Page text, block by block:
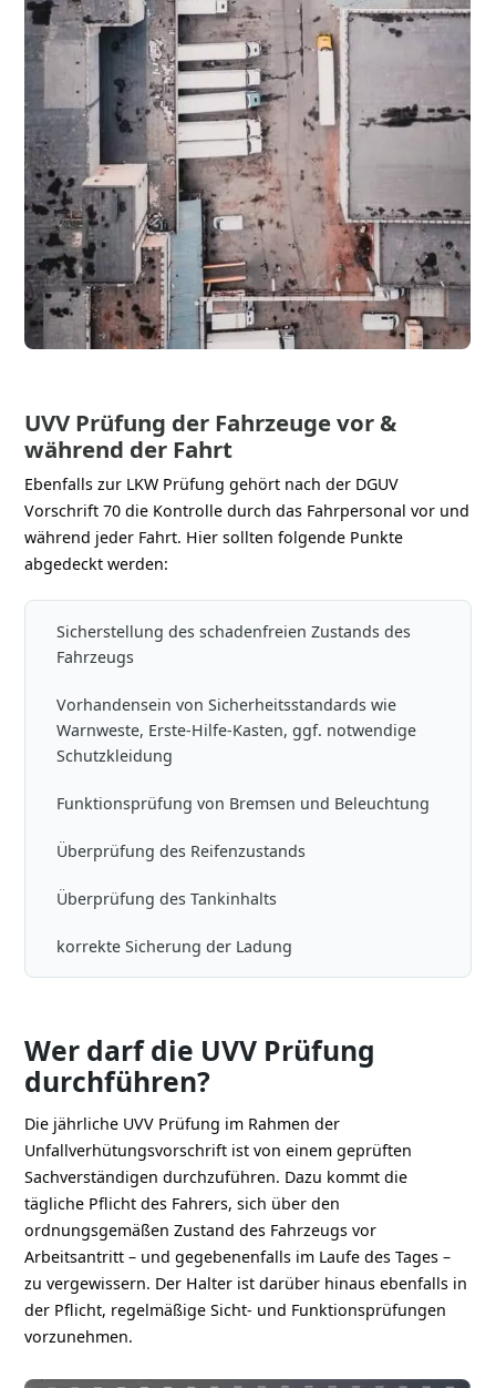
UVV Prüfung der Fahrzeuge vor &
während der Fahrt
Ebenfalls zur LKW Prüfung gehört nach der DGUV
Vorschrift 70 die Kontrolle durch das Fahrpersonal vor und
während jeder Fahrt. Hier sollten folgende Punkte
abgedeckt werden:
Sicherstellung des schadenfreien Zustands des
Fahrzeugs
Vorhandensein von Sicherheitsstandards wie
Warnweste, Erste-Hilfe-Kasten, ggf. notwendige
Schutzkleidung
Funktionsprüfung von Bremsen und Beleuchtung
Überprüfung des Reifenzustands
Überprüfung des Tankinhalts
korrekte Sicherung der Ladung
Wer darf die UVV Prüfung
durchführen?
Die jährliche UVV Prüfung im Rahmen der
Unfallverhütungsvorschrift ist von einem geprüften
Sachverständigen durchzuführen. Dazu kommt die
tägliche Pflicht des Fahrers, sich über den
ordnungsgemäßen Zustand des Fahrzeugs vor
Arbeitsantritt – und gegebenenfalls im Laufe des Tages –
zu vergewissern. Der Halter ist darüber hinaus ebenfalls in
der Pflicht, regelmäßige Sicht- und Funktionsprüfungen
vorzunehmen.